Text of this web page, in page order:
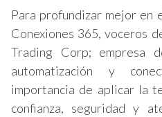
Para profundizar mejor en
Conexiones 365, voceros
Trading Corp; empresa
automatización y
importancia de aplicar la
confianza, seguridad y